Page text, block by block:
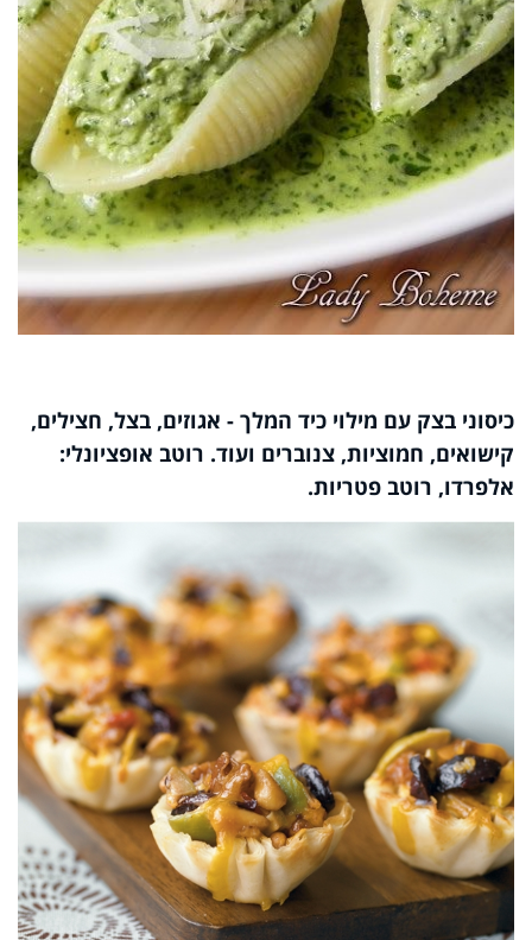
כיסוני בצק עם מילוי כיד המלך - אגוזים, בצל, חצילים,
קישואים, חמוציות, צנוברים ועוד. רוטב אופציונלי:
אלפרדו, רוטב פטריות.